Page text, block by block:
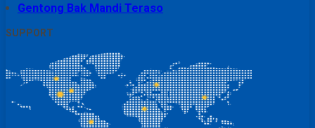
Gentong Bak Mandi Teraso
SUPPORT